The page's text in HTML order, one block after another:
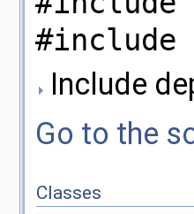
#include
Include
Go to the
Classes